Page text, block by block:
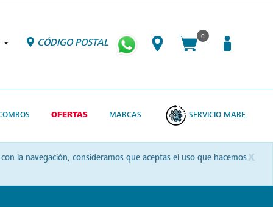
CÓDIGO POSTAL
0
OFERTAS MARCAS SERVICIO MABE
x
la navegación, consideramos que aceptas el uso que hacemos